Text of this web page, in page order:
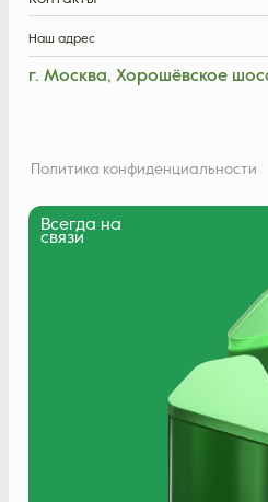
Политика конфиденциальности
Наш адрес
г. Москва, Хорошёвское
Всегда на
связи